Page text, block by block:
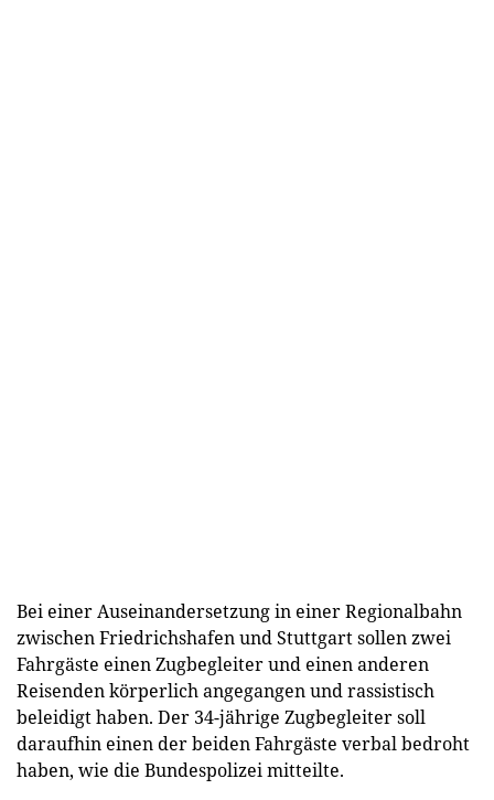
Bei einer Auseinandersetzung in einer Regionalbahn
zwischen Friedrichshafen und Stuttgart sollen zwei
Fahrgäste einen Zugbegleiter und einen anderen
Reisenden körperlich angegangen und rassistisch
beleidigt haben. Der 34-jährige Zugbegleiter soll
daraufhin einen der beiden Fahrgäste verbal bedroht
haben, wie die Bundespolizei mitteilte.